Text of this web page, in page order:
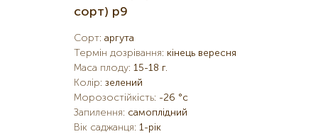
сорт) р9
Сорт: аргута
Термін дозрівання: кінець вересня
Маса плоду: 15-18 г.
Колір: зелений
Морозостійкість: -26 °c
Запилення: самоплідний
Вік саджанця: 1-рік